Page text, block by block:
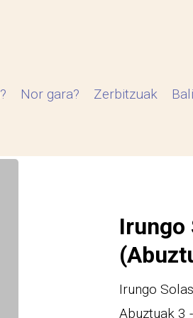
Nor gara? Zerbitzuak
Irungo
Irungo
Abuztuak 3